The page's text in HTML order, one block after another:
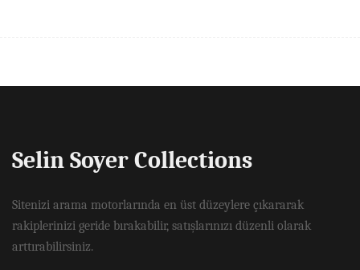
Selin Soyer Collections
Sitenizi arama motorlarında en üst düzeylere çıkararak
rakiplerinizi geride bırakabilir, satışlarınızı düzenli olarak
arttırabilirsiniz.